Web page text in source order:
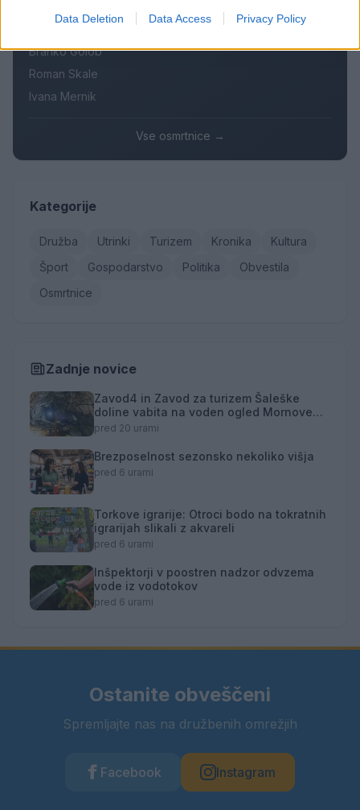
Data Deletion Data Access Privacy Policy
Branko Golob
Roman Skale
Ivana Mernik
Vse osmrtnice →
Kategorije
Družba Utrinki Turizem Kronika
Kultura
Šport
Gospodarstvo Politika
Obvestila
Osmrtnice
Zadnje novice
Zavod4 in Zavod za turizem Šaleške
doline vabita na voden ogled Mornove
zijalke
pred 20 urami
Brezposelnost sezonsko nekoliko višja
pred 6 urami
Torkove igrarije: Otroci bodo na tokratnih
igrarijah slikali z akvareli
pred 6 urami
Inšpektorji v poostren nadzor odvzema
vode iz vodotokov
pred 6 urami
Ostanite obveščeni
Spremljajte nas na družbenih omrežjih
Facebook Instagram